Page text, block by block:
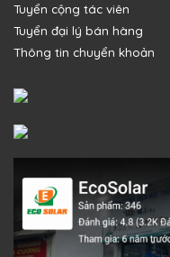
Tuyển cộng tác viên
Tuyển đại lý bán hàng
Thông tin chuyển khoản